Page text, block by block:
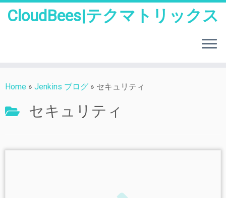
to
CloudBees|テクマトリックス
Home » Jenkins ブログ » セキュリティ
セキュリティ